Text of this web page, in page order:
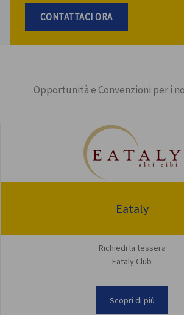
CONTATTACI ORA
Opportunità e Convenzioni per i
Eataly
Richiedi la tessera
Eataly Club
Scopri di più